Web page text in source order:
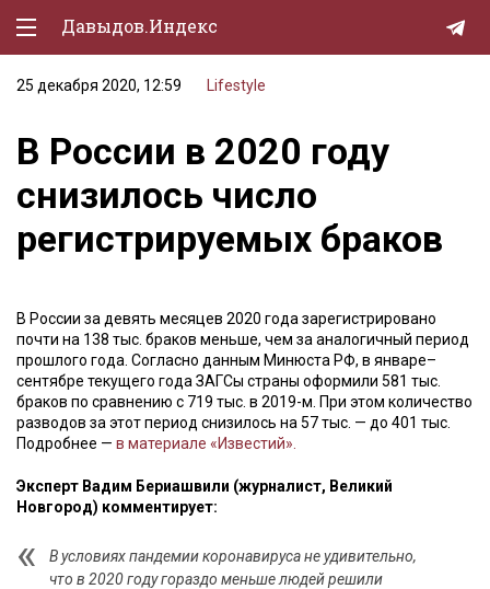
Давыдов.Индекс
Политическая жизнь
Экономика
Природа
Образование
Культура
Lifestyle
Мурзилка
25 декабря 2020, 12:59 Lifestyle
В России в 2020 году
снизилось число
регистрируемых браков
В России за девять месяцев 2020 года зарегистрировано
почти на 138 тыс. браков меньше, чем за аналогичный период
прошлого года. Согласно данным Минюста РФ, в январе–
сентябре текущего года ЗАГСы страны оформили 581 тыс.
браков по сравнению с 719 тыс. в 2019-м. При этом количество
разводов за этот период снизилось на 57 тыс. — до 401 тыс.
Подробнее — в материале «Известий».
Эксперт Вадим Бериашвили (журналист, Великий
Новгород) комментирует:
В условиях пандемии коронавируса не удивительно,
что в 2020 году гораздо меньше людей решили